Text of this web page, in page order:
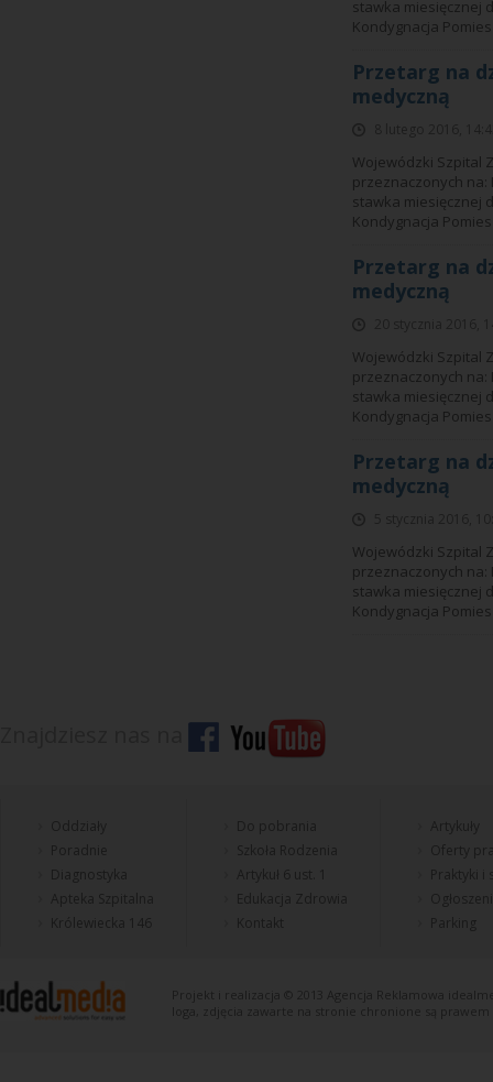
stawka miesięcznej
Kondygnacja
Przetarg na
medyczną
Wojewódzki Szpital
przeznaczonych na:
stawka miesięcznej
Kondygnacja
Przetarg na
medyczną
Wojewódzki Szpital
przeznaczonych na:
stawka miesięcznej
Kondygnacja
Przetarg na
medyczną
Wojewódzki Szpital
przeznaczonych na:
stawka miesięcznej
Kondygnacja
Poradnie
Diagnostyka
Apteka Szpitalna
Królewiecka 146
Do pobrania
Artykuł 6 ust. 1
Edukacja Zdrowia
Artykuły
Oferty
Praktyki
Parking
Projekt i realizacja © 2013 Agencja Reklamowa
loga, zdjęcia zawarte na stronie chronione są